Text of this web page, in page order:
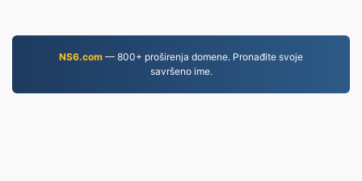
NS6.com — 800+ proširenja domene. Pronađite svoje
savršeno ime.